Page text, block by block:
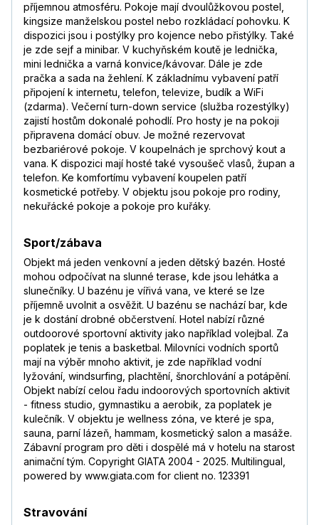
příjemnou atmosféru. Pokoje mají dvoulůžkovou postel,
kingsize manželskou postel nebo rozkládací pohovku. K
dispozici jsou i postýlky pro kojence nebo přistýlky. Také
je zde sejf a minibar. V kuchyňském koutě je lednička,
mini lednička a varná konvice/kávovar. Dále je zde
pračka a sada na žehlení. K základnímu vybavení patří
připojení k internetu, telefon, televize, budík a WiFi
(zdarma). Večerní turn-down service (služba rozestýlky)
zajistí hostům dokonalé pohodlí. Pro hosty je na pokoji
připravena domácí obuv. Je možné rezervovat
bezbariérové pokoje. V koupelnách je sprchový kout a
vana. K dispozici mají hosté také vysoušeč vlasů, župan a
telefon. Ke komfortímu vybavení koupelen patří
kosmetické potřeby. V objektu jsou pokoje pro rodiny,
nekuřácké pokoje a pokoje pro kuřáky.
Sport/zábava
Objekt má jeden venkovní a jeden dětský bazén. Hosté
mohou odpočívat na slunné terase, kde jsou lehátka a
slunečníky. U bazénu je vířivá vana, ve které se lze
příjemně uvolnit a osvěžit. U bazénu se nachází bar, kde
je k dostání drobné občerstvení. Hotel nabízí různé
outdoorové sportovní aktivity jako například volejbal. Za
poplatek je tenis a basketbal. Milovníci vodních sportů
mají na výběr mnoho aktivit, je zde například vodní
lyžování, windsurfing, plachtění, šnorchlování a potápění.
Objekt nabízí celou řadu indoorových sportovních aktivit
- fitness studio, gymnastiku a aerobik, za poplatek je
kulečník. V objektu je wellness zóna, ve které je spa,
sauna, parní lázeň, hammam, kosmetický salon a masáže.
Zábavní program pro děti i dospělé má v hotelu na starost
animační tým. Copyright GIATA 2004 - 2025. Multilingual,
powered by www.giata.com for client no. 123391
Stravování